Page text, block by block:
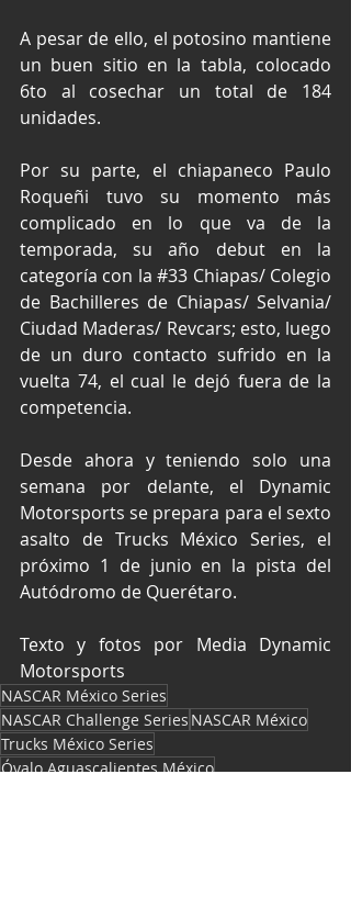
A pesar de ello, el potosino mantiene
un buen sitio en la tabla, colocado
6to al cosechar un total de 184
unidades.
Por su parte, el chiapaneco Paulo
Roqueñi tuvo su momento más
complicado en lo que va de la
temporada, su año debut en la
categoría con la #33 Chiapas/ Colegio
de Bachilleres de Chiapas/ Selvania/
Ciudad Maderas/ Revcars; esto, luego
de un duro contacto sufrido en la
vuelta 74, el cual le dejó fuera de la
competencia.
Desde ahora y teniendo solo una
semana por delante, el Dynamic
Motorsports se prepara para el sexto
asalto de Trucks México Series, el
próximo 1 de junio en la pista del
Autódromo de Querétaro.
Texto y fotos por Media Dynamic
Motorsports
NASCAR México Series
NASCAR Challenge Series NASCAR México
Trucks México Series
Óvalo Aguascalientes México